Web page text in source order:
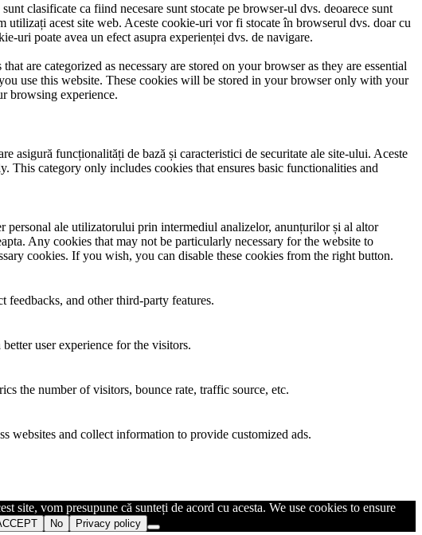
clasificate ca fiind necesare sunt stocate pe browser-ul dvs. deoarece sunt
utilizați acest site web. Aceste cookie-uri vor fi stocate în browserul dvs. doar cu
uri poate avea un efect asupra experienței dvs. de navigare.
are categorized as necessary are stored on your browser as they are essential
use this website. These cookies will be stored in your browser only with your
browsing experience.
asigură funcționalități de bază și caracteristici de securitate ale site-ului. Aceste
This category only includes cookies that ensures basic functionalities and
personal ale utilizatorului prin intermediul analizelor, anunțurilor și al altor
Any cookies that may not be particularly necessary for the website to
cookies. If you wish, you can disable these cookies from the right button.
and other third-party features.
user experience for the visitors.
the number of visitors, bounce rate, traffic source, etc.
websites and collect information to provide customized ads.
site, vom presupune că sunteți de acord cu acesta. We use cookies to ensure
No Privacy policy